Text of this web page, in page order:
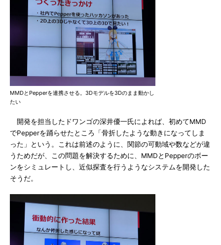
MMDとPepperを連携させる。3Dモデルを3Dのまま動かし
たい
開発を担当したドワンゴの深井優一氏によれば、初めてMMD
でPepperを踊らせたところ「骨折したような動きになってしま
った」という。これは前述のように、関節の可動域や数などが違
うためだが、この問題を解決するために、MMDとPepperのボー
ンをシミュレートし、近似探査を行うようなシステムを開発した
そうだ。